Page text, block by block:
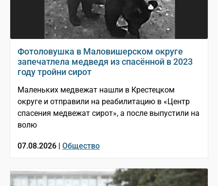
Фотоловушка в Маловишерском округе
запечатлела медведя из спасённой в 2023
году тройни сирот
Маленьких медвежат нашли в Крестецком
округе и отправили на реабилитацию в «Центр
спасения медвежат сирот», а после выпустили на
волю
07.08.2026 | Общество